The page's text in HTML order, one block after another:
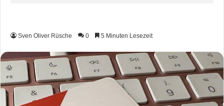
Sven Oliver Rüsche 0 5 Minuten Lesezeit